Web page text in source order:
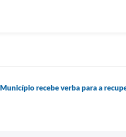
Município recebe verba para a